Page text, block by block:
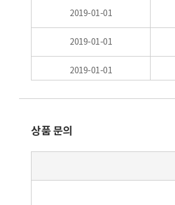
2019-01-01
2019-01-01
2019-01-01
2019-01-01
2019-01-01
상품 문의